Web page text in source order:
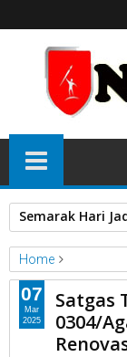
Semarak Hari
Home
Unlabelled
Satgas TMMD
Renovasi RTLH di
Satgas
0304/
07
Mar
2025